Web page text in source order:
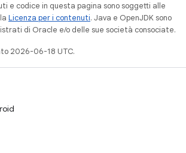
e codice in questa pagina sono soggetti alle
Licenza per i contenuti. Java e OpenJDK sono
di Oracle e/o delle sue società consociate.
2026-06-18 UTC.